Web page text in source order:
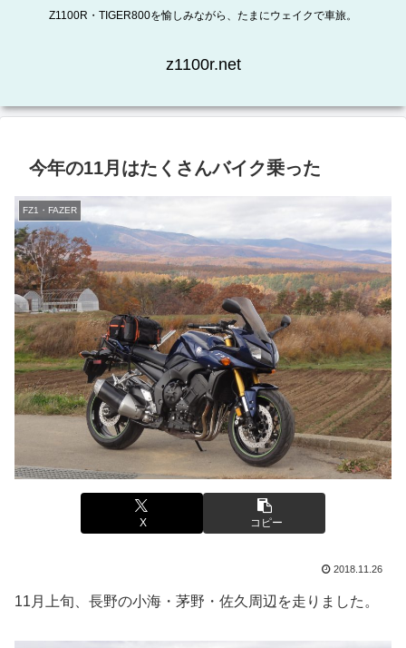
Z1100R・TIGER800を愉しみながら、たまにウェイクで車旅。
z1100r.net
今年の11月はたくさんバイク乗った
FZ1・FAZER
X コピー
2018.11.26
11月上旬、長野の小海・茅野・佐久周辺を走りました。